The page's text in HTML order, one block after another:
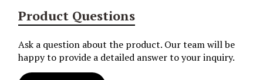
Product Questions
Ask a question about the product. Our team will be
happy to provide a detailed answer to your inquiry.